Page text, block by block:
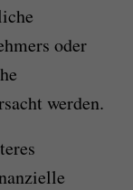
oder
werden.